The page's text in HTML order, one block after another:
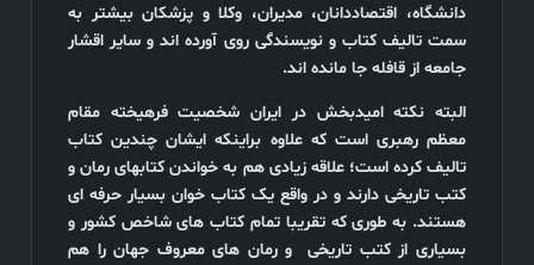
دانشگاه، اقتصاددانان، مدیران، وکلا و پزشکان بیشتر به
سمت تالیف کتاب و نویسندگی روی آورده اند و سایر اقشار
جامعه از قافله جا مانده اند.
البته نکته امیدبخش در ایران شخصیت فرهیخته مقام
معظم رهبری است که علاوه براینکه ایشان چندین کتاب
تالیف کرده است؛ علاقه زیادی هم به خواندن کتابهای رمان و
کتب تاریخی دارند و در واقع یک کتاب خوان بسیار حرفه ای
هستند. به طوری که تقریبا تمام کتاب های شاخص کشور و
بسیاری از کتب تاریخی و رمان های معروف جهان را هم